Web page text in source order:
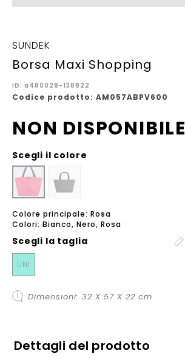
SUNDEK
Borsa Maxi Shopping
ID: a480028-136822
Codice prodotto: AM057ABPV600
NON DISPONIBILE
Scegli il colore
Colore principale: Rosa
Colori: Bianco, Nero, Rosa
Scegli la taglia
UNI
Dimensioni: 32 X 57 X 22 cm
Dettagli del prodotto